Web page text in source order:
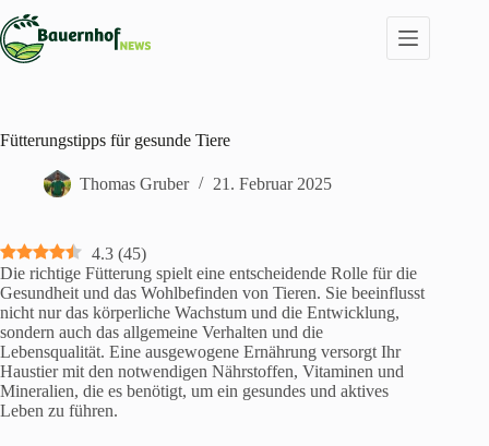
Inhalt
springen
Fütterungstipps für gesunde Tiere
Thomas Gruber 21. Februar 2025
4.3 (45)
Die richtige Fütterung spielt eine entscheidende Rolle für die
Gesundheit und das Wohlbefinden von Tieren. Sie beeinflusst
nicht nur das körperliche Wachstum und die Entwicklung,
sondern auch das allgemeine Verhalten und die
Lebensqualität. Eine ausgewogene Ernährung versorgt Ihr
Haustier mit den notwendigen Nährstoffen, Vitaminen und
Mineralien, die es benötigt, um ein gesundes und aktives
Leben zu führen.